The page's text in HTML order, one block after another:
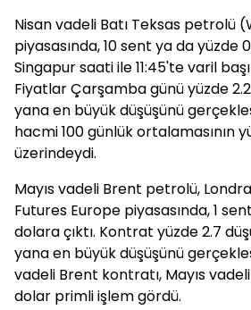
Nisan vadeli Batı Teksas petrolü
piyasasında, 10 sent ya da yüzde
Singapur saati ile 11:45'te varil
Fiyatlar Çarşamba günü yüzde
yana en büyük düşüşünü
hacmi 100 günlük ortalamasının
üzerindeydi.
Mayıs vadeli Brent petrolü,
Futures Europe piyasasında, 1
dolara çıktı. Kontrat yüzde 2.7
yana en büyük düşüşünü
vadeli Brent kontratı, Mayıs
dolar primli işlem gördü.